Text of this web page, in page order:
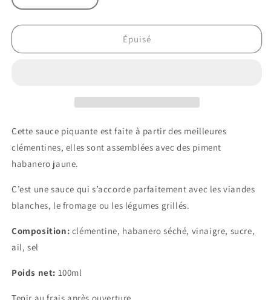
la
quantité
Matshi
la
quantité
Matshi
Épuisé
Cette sauce piquante est faite à partir des meilleures
clémentines, elles sont assemblées avec des piment
habanero jaune.
C’est une sauce qui s’accorde parfaitement avec les viandes
blanches, le fromage ou les légumes grillés.
Composition: clémentine, habanero séché, vinaigre, sucre,
ail, sel
Poids net: 100ml